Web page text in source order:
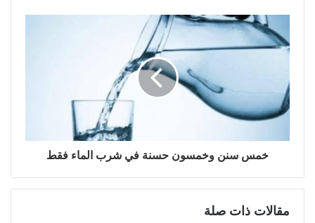
خمس سنن وخمسون حسنة في شرب الماء فقط
مقالات ذات صلة